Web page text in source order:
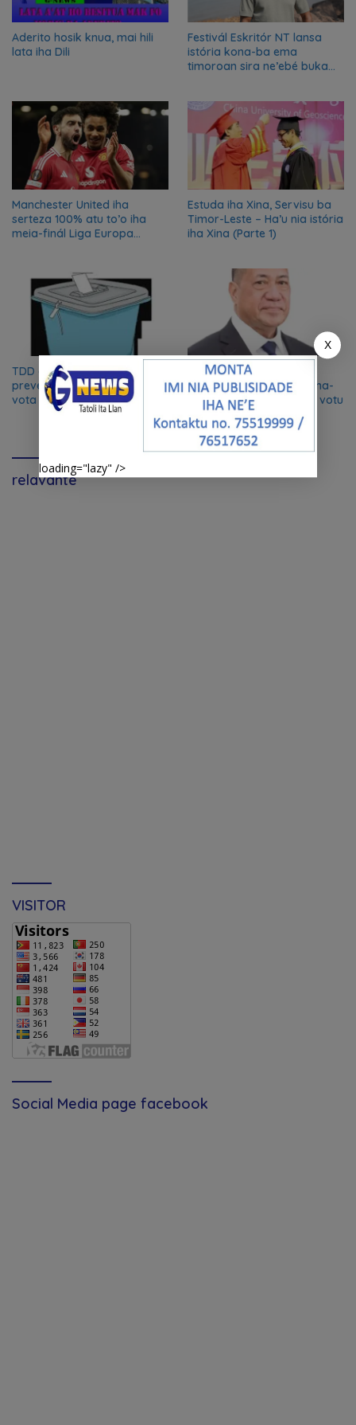
Aderito hosik knua, mai hili
lata iha Dili
Festivál Eskritór NT lansa
istória kona-ba ema
timoroan sira ne’ebé buka
Manchester United iha
serteza 100% atu to’o iha
meia-finál Liga Europa
Estuda iha Xina, Servisu ba
Timor-Leste – Ha’u nia istória
iha Xina (Parte 1)
TDD aplika prizaun
preventiva ba Indonézia-oan
vota iha Likisa
Agio Pereira husu
esplikasaun Governu kona-
ba problema buletim de votu
relavante
VISITOR
Social Media page facebook
X
loading="lazy" />